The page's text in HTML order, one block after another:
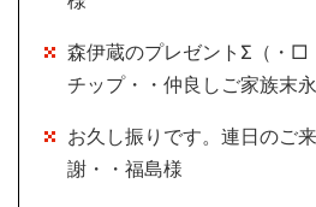
森伊蔵のプレゼントΣ（・□
チップ・・仲良しご家族末
お久し振りです。連日のご
謝・・福島様